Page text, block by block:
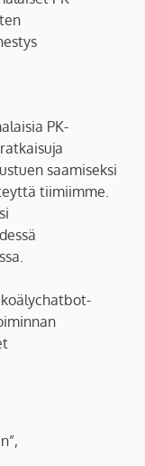
PK-
saamiseksi
tiimiimme.